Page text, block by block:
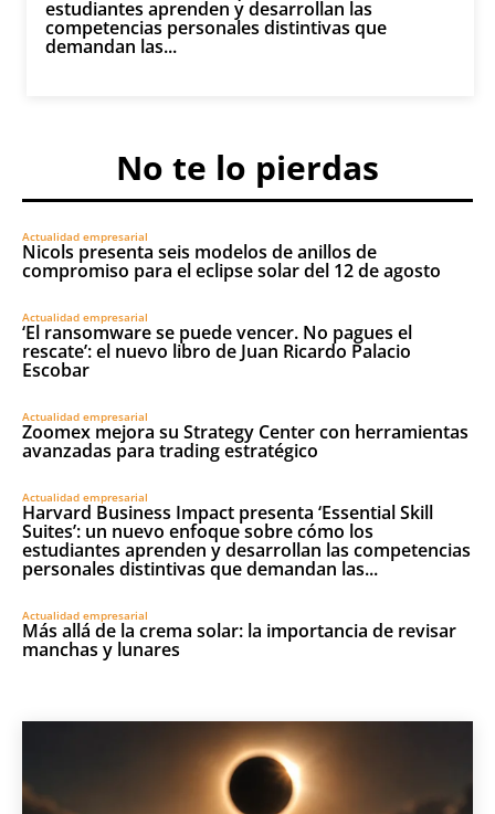
estudiantes aprenden y desarrollan las
competencias personales distintivas que
demandan las...
No te lo pierdas
Actualidad empresarial
Nicols presenta seis modelos de anillos de
compromiso para el eclipse solar del 12 de agosto
Actualidad empresarial
‘El ransomware se puede vencer. No pagues el
rescate’: el nuevo libro de Juan Ricardo Palacio
Escobar
Actualidad empresarial
Zoomex mejora su Strategy Center con herramientas
avanzadas para trading estratégico
Actualidad empresarial
Harvard Business Impact presenta ‘Essential Skill
Suites’: un nuevo enfoque sobre cómo los
estudiantes aprenden y desarrollan las competencias
personales distintivas que demandan las...
Actualidad empresarial
Más allá de la crema solar: la importancia de revisar
manchas y lunares